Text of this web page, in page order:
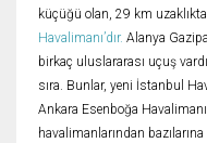
küçüğü olan, 29 km
Havalimanı’dır. Alanya
birkaç uluslararası uçuş
sıra. Bunlar, yeni İstanbul
Ankara Esenboğa
havalimanlarından